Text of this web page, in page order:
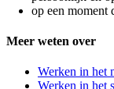
op een moment
Meer weten over
Werken in het
Werken in het